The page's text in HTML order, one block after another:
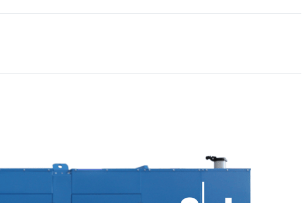
à l'équipement et aux accessoires sans préavis.